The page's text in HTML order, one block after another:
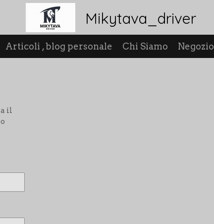
Mikytava_driver
Articoli , blog personale Chi Siamo Negozio
il